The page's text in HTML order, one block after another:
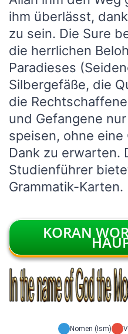
ihm überlässt,
zu sein. Die Sure
die herrlichen
Paradieses
Silbergefäße, die
die
und Gefangene
speisen, ohne
Dank zu erwarten.
Studienführer
Grammatik-Karten.
KORAN
Nomen (Ism)